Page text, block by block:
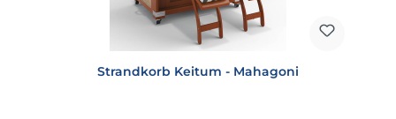
Strandkorb Keitum - Mahagoni